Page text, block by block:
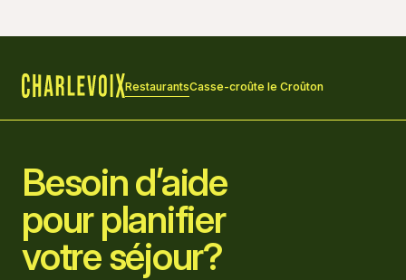
RestaurantsCasse-croûte le Croûton
Besoin d’aide
pour planifier
votre séjour?